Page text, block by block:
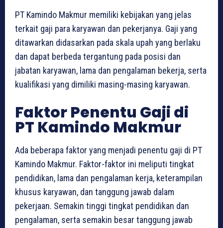
PT Kamindo Makmur memiliki kebijakan yang jelas
terkait gaji para karyawan dan pekerjanya. Gaji yang
ditawarkan didasarkan pada skala upah yang berlaku
dan dapat berbeda tergantung pada posisi dan
jabatan karyawan, lama dan pengalaman bekerja, serta
kualifikasi yang dimiliki masing-masing karyawan.
Faktor Penentu Gaji di
PT Kamindo Makmur
Ada beberapa faktor yang menjadi penentu gaji di PT
Kamindo Makmur. Faktor-faktor ini meliputi tingkat
pendidikan, lama dan pengalaman kerja, keterampilan
khusus karyawan, dan tanggung jawab dalam
pekerjaan. Semakin tinggi tingkat pendidikan dan
pengalaman, serta semakin besar tanggung jawab